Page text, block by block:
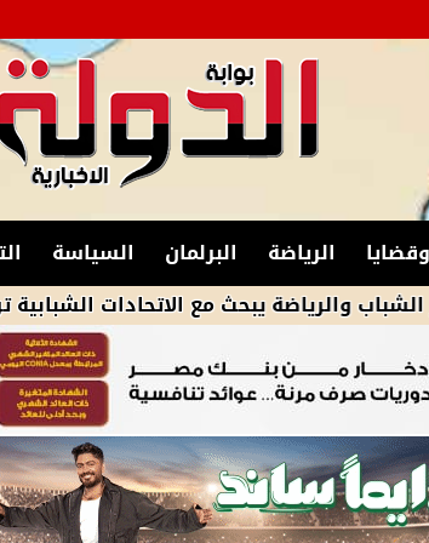
الرياضة البرلمان السياسة
يبحث مع الاتحادات الشبابية توحيد